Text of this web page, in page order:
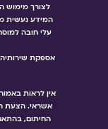
לצורך מימוש
המידע נעשית
עלי חובה
אספקת שירותיה
אין לראות
אשראי. הצעת
החיתום,